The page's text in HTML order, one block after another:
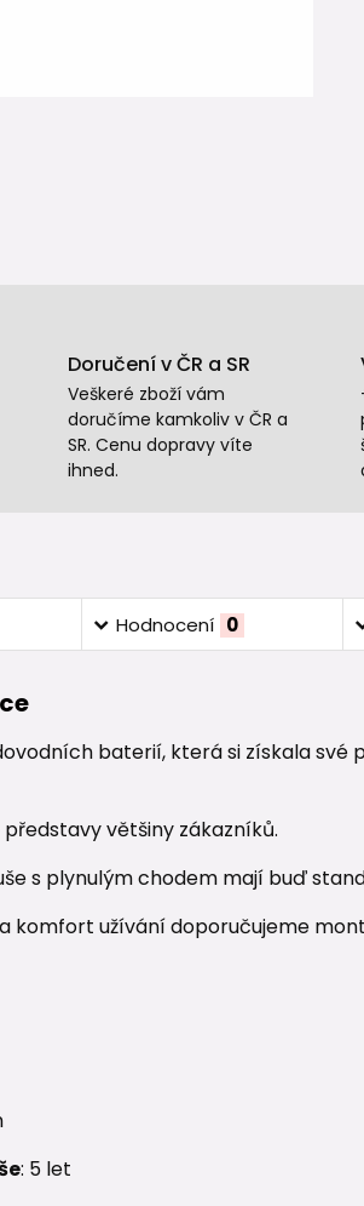
Doručení v ČR a SR
Veškeré zboží vám
doručíme kamkoliv v ČR a
SR. Cenu dopravy víte
ihned.
Hodnocení 0
baterií, která si získala
většiny zákazníků.
s plynulým chodem mají buď
komfort užívání doporučujeme
: 5 let